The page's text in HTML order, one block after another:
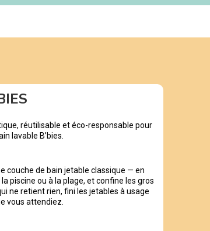
réutilisable et éco-responsable pour
lavable B’bies.
couche de bain jetable classique — en
piscine ou à la plage, et confine les gros
ne retient rien, fini les jetables à usage
vous attendiez.